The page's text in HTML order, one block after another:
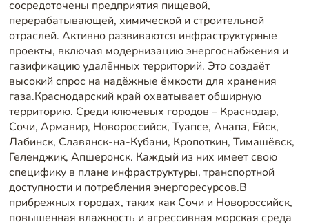
сосредоточены предприятия пищевой,
перерабатывающей, химической и строительной
отраслей. Активно развиваются инфраструктурные
проекты, включая модернизацию энергоснабжения и
газификацию удалённых территорий. Это создаёт
высокий спрос на надёжные ёмкости для хранения
газа.Краснодарский край охватывает обширную
территорию. Среди ключевых городов – Краснодар,
Сочи, Армавир, Новороссийск, Туапсе, Анапа, Ейск,
Лабинск, Славянск-на-Кубани, Кропоткин, Тимашёвск,
Геленджик, Апшеронск. Каждый из них имеет свою
специфику в плане инфраструктуры, транспортной
доступности и потребления энергоресурсов.В
прибрежных городах, таких как Сочи и Новороссийск,
повышенная влажность и агрессивная морская среда